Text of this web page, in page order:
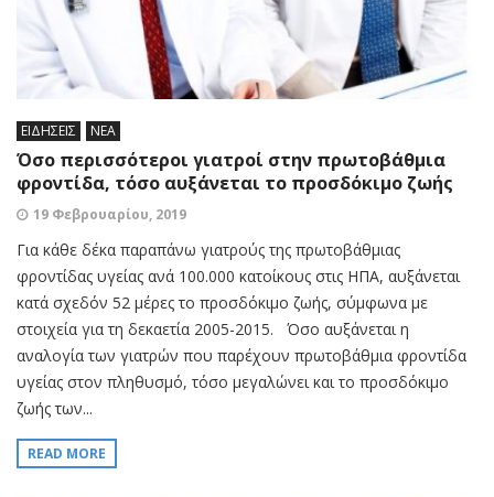
ΕΙΔΗΣΕΙΣ ΝΕΑ
Όσο περισσότεροι γιατροί στην πρωτοβάθμια
φροντίδα, τόσο αυξάνεται το προσδόκιμο ζωής
19 Φεβρουαρίου, 2019
Για κάθε δέκα παραπάνω γιατρούς της πρωτοβάθμιας
φροντίδας υγείας ανά 100.000 κατοίκους στις ΗΠΑ, αυξάνεται
κατά σχεδόν 52 μέρες το προσδόκιμο ζωής, σύμφωνα με
στοιχεία για τη δεκαετία 2005-2015. Όσο αυξάνεται η
αναλογία των γιατρών που παρέχουν πρωτοβάθμια φροντίδα
υγείας στον πληθυσμό, τόσο μεγαλώνει και το προσδόκιμο
ζωής των...
READ MORE